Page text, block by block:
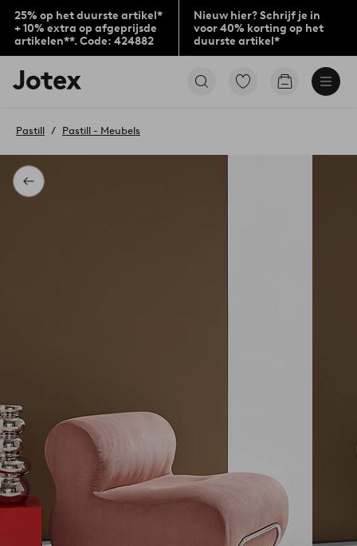
25% op het duurste artikel*
+ 10% extra op afgeprijsde
artikelen**. Code: 424882
Nieuw hier? Schrijf je in
voor 40% korting op het
duurste artikel*
Jotex
logo
to
home
page
Ga
Go
Terug
Pastill Pastill - Meubels